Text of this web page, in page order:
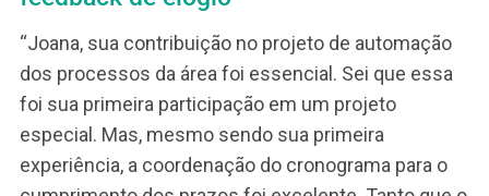
Roteiro de um feedback positivo ou
elogio
Em primeiro lugar, descreva o fato, a
que fez com que você percebesse o
merecimento do elogio.